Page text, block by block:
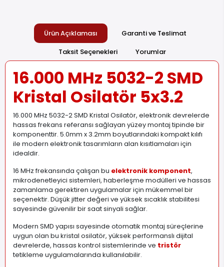
Ürün Açıklaması
Garanti ve Teslimat
Taksit Seçenekleri
Yorumlar
16.000 MHz 5032-2 SMD
Kristal Osilatör 5x3.2
16.000 MHz 5032-2 SMD Kristal Osilatör, elektronik devrelerde
hassas frekans referansı sağlayan yüzey montaj tipinde bir
komponenttir. 5.0mm x 3.2mm boyutlarındaki kompakt kılıfı
ile modern elektronik tasarımların alan kısıtlamaları için
idealdir.
16 MHz frekansında çalışan bu elektronik komponent,
mikrodenetleyici sistemleri, haberleşme modülleri ve hassas
zamanlama gerektiren uygulamalar için mükemmel bir
seçenektir. Düşük jitter değeri ve yüksek sıcaklık stabilitesi
sayesinde güvenilir bir saat sinyali sağlar.
Modern SMD yapısı sayesinde otomatik montaj süreçlerine
uygun olan bu kristal osilatör, yüksek performanslı dijital
devrelerde, hassas kontrol sistemlerinde ve tristör
tetikleme uygulamalarında kullanılabilir.